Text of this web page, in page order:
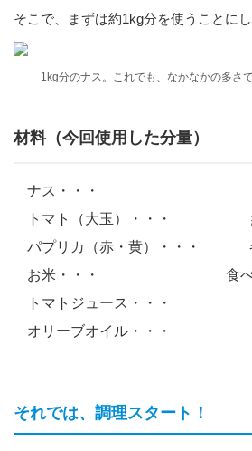
そこで、まずは約1kg分を使うことにし
1kg分のナス。これでも、なかなかの多さ
材料（今回使用した分量）
ナス・・・
トマト（大玉）・・・
パプリカ（赤・黄）・・・
お米・・・
食
トマトジュース・・・
オリーブオイル・・・
それでは、調理スタート！